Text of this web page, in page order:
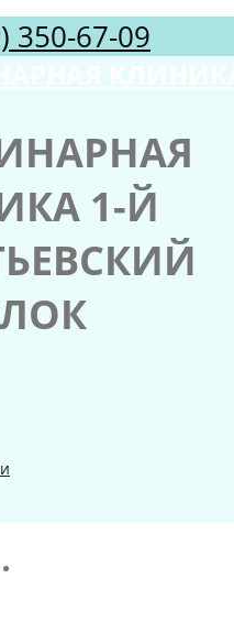
350-67-09
1-Й